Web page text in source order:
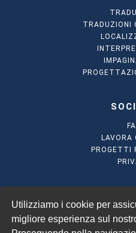
Utilizziamo i cookie per
migliore esperienza sul
TRADUZIONI
LAVORA
PROGETTI
UNI EN ISO